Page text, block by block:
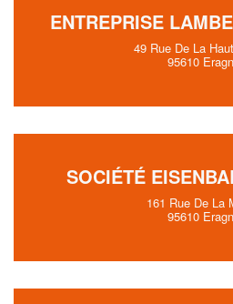
ENTREPRISE
49 Rue De La
95610
SOCIÉTÉ
161 Rue De La
95610